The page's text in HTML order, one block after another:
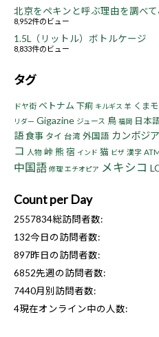
北京をペキンと呼ぶ理由を調べて
8,952件のビュー
1.5L（リットル）ボトルケージ
8,833件のビュー
タグ
ドヤ街 ベトナム 下痢 キルギス 羊 くま
リダー Gigazine ジュース 鳥 福岡 日本
語食事 タイ 台湾 外国語 カンボジア
コ
人物 峠熊宿 インド 猫 ビザ 漢字
中国語 修理 エチオピア メキシコ
Count per Day
2557834総訪問者数:
132今日の訪問者数:
897昨日の訪問者数:
6852先週の訪問者数:
7440月別訪問者数:
4現在オンライン中の人数: